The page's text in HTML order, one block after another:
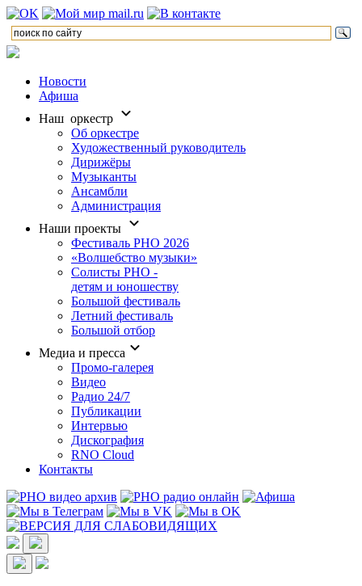
Новости
Афиша
Наш оркестр
Об оркестре
Художественный руководитель
Дирижёры
Музыканты
Ансамбли
Администрация
Наши проекты
Фестиваль РНО 2026
«Волшебство музыки»
Солисты РНО -
детям и юношеству
Большой фестиваль
Летний фестиваль
Большой отбор
Медиа и пресса
Промо-галерея
Видео
Радио 24/7
Публикации
Интервью
Дискография
RNO Cloud
Контакты